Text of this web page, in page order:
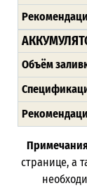
Объём
странице, а